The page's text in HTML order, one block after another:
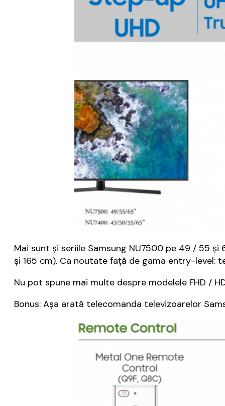
Mai sunt și seriile Samsung NU7500 pe 49 / 55 și
și 165 cm). Ca noutate față de gama entry-level:
Nu pot spune mai multe despre modelele FHD /
Bonus: Așa arată telecomanda televizoarelor